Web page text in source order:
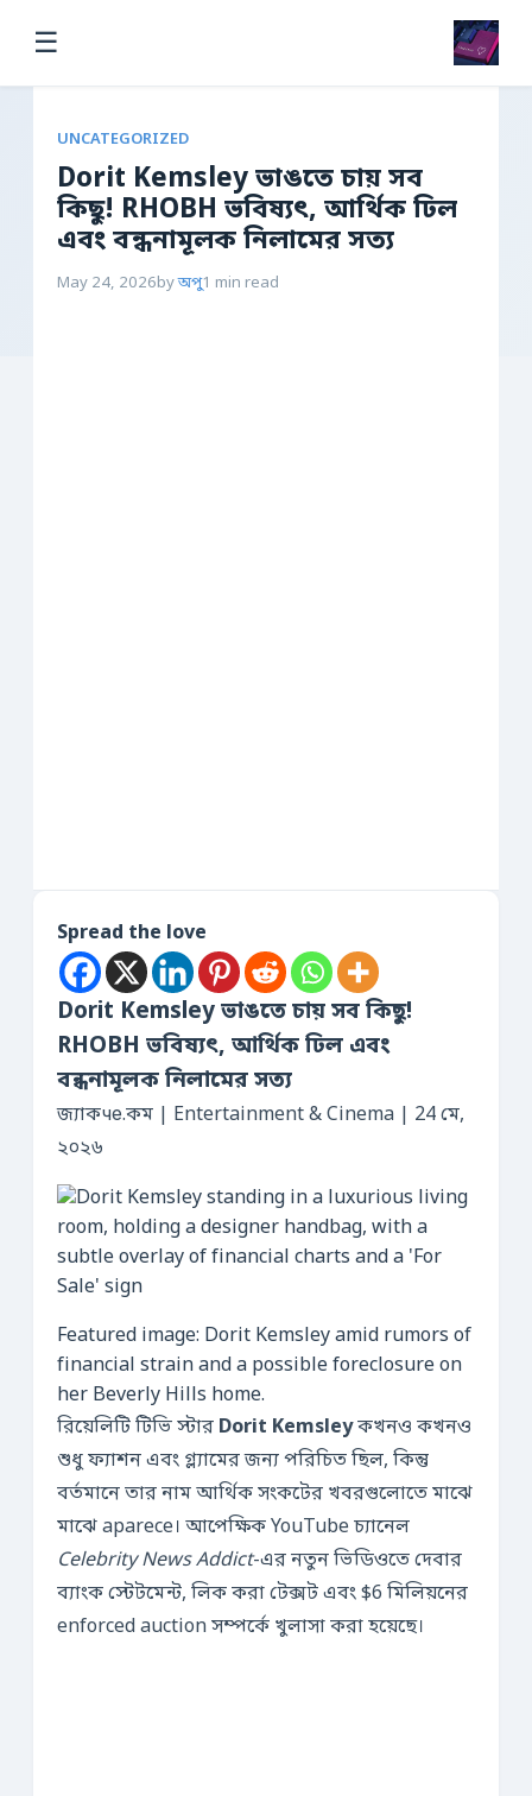
☰
UNCATEGORIZED
Dorit Kemsley ভাঙতে চায় সব
কিছু! RHOBH ভবিষ্যৎ, আর্থিক ঢিল
এবং বন্ধনামূলক নিলামের সত্য
May 24, 2026byঅপু1 min read
Spread the love
Dorit Kemsley ভাঙতে চায় সব কিছু!
RHOBH ভবিষ্যৎ, আর্থিক ঢিল এবং
বন্ধনামূলক নিলামের সত্য
জ্যাকче.কম | Entertainment & Cinema | 24 মে,
২০২৬
Featured image: Dorit Kemsley amid rumors of
financial strain and a possible foreclosure on
her Beverly Hills home.
রিয়েলিটি টিভি স্টার Dorit Kemsleyকখনও কখনও
শুধু ফ্যাশন এবং গ্ল্যামের জন্য পরিচিত ছিল, কিন্তু
বর্তমানে তার নাম আর্থিক সংকটের খবরগুলোতে মাঝে
মাঝে aparece। আপেক্ষিক YouTube চ্যানেল
Celebrity News Addict-এর নতুন ভিডিওতে দেবার
ব্যাংক স্টেটমেন্ট, লিক করা টেক্সট এবং $6 মিলিয়নের
enforced auction সম্পর্কে খুলাসা করা হয়েছে।